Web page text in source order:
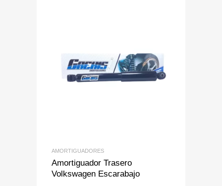
Add to Wishlist
Add to Compare
AMORTIGUADORES
Amortiguador Trasero
Volkswagen Escarabajo